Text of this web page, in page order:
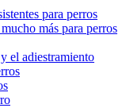
para perros
más para perros
el adiestramiento